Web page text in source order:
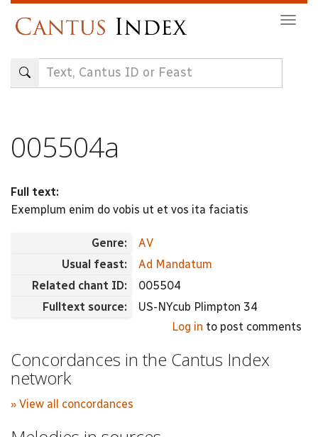
content
005504a
Full text:
Exemplum enim do vobis ut et vos ita faciatis
Genre:
AV
Usual feast:
Ad Mandatum
Related chant ID:
005504
Fulltext source:
US-NYcub Plimpton 34
Log in to post comments
Concordances in the Cantus Index
network
» View all concordances